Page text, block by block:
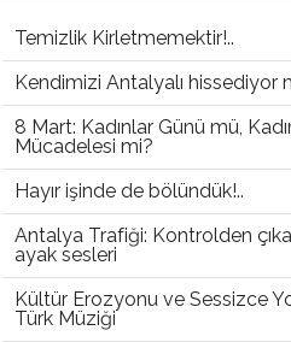
Temizlik Kirletmemektir!..
Kendimizi Antalyalı hissediyor
8 Mart: Kadınlar Günü mü,
Mücadelesi mi?
Hayır işinde de bölündük!..
Antalya Trafiği: Kontrolden
ayak sesleri
Kültür Erozyonu ve Sessizce
Türk Müziği